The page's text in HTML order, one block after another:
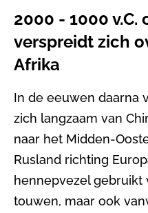
2000 - 1000 v.C.
verspreidt zich
Afrika
In de eeuwen daarna
zich langzaam van
naar het Midden-
Rusland richting
hennepvezel gebruikt
touwen, maar ook